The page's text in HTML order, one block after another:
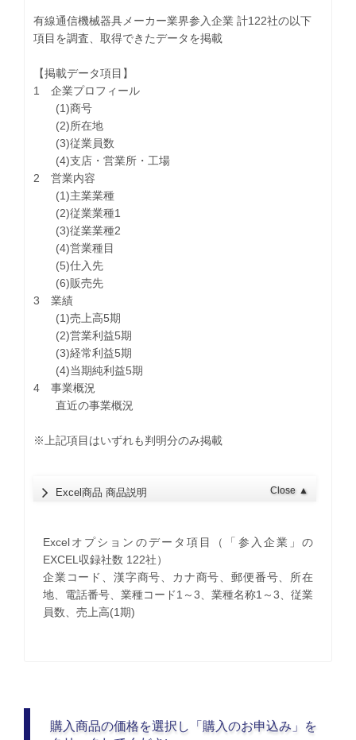
有線通信機械器具メーカー業界参入企業 計122社の以下
項目を調査、取得できたデータを掲載
【掲載データ項目】
1 企業プロフィール
(1)商号
(2)所在地
(3)従業員数
(4)支店・営業所・工場
2 営業内容
(1)主業業種
(2)従業業種1
(3)従業業種2
(4)営業種目
(5)仕入先
(6)販売先
3 業績
(1)売上高5期
(2)営業利益5期
(3)経常利益5期
(4)当期純利益5期
4 事業概況
直近の事業概況
※上記項目はいずれも判明分のみ掲載
Excel商品 商品説明 Close ▲
Excelオプションのデータ項目（「参入企業」の
EXCEL収録社数 122社）
企業コード、漢字商号、カナ商号、郵便番号、所在
地、電話番号、業種コード1～3、業種名称1～3、従業
員数、売上高(1期)
購入商品の価格を選択し「購入のお申込み」を